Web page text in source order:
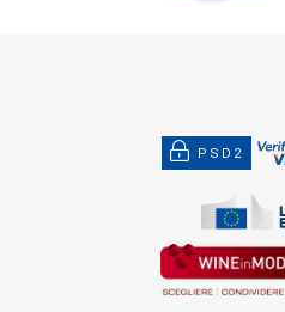
PSD2